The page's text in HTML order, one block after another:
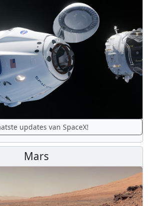
updates van SpaceX!
Mars